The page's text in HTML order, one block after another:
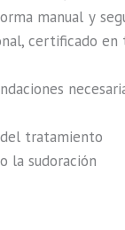
manual y
certificado
del tratamiento
la sudoración